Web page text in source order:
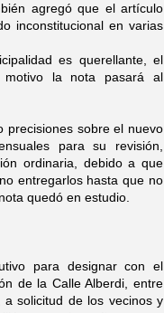
agregó que el artículo
inconstitucional en varias
es querellante, el
la nota pasará al
precisiones sobre el nuevo
para su revisión,
ordinaria, debido a que
entregarlos hasta que no
quedó en estudio.
para designar con el
de la Calle Alberdi, entre
solicitud de los vecinos y